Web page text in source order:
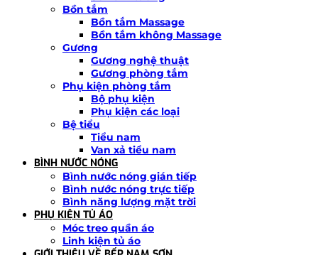
Bồn tắm
Bồn tắm Massage
Bồn tắm không Massage
Gương
Gương nghệ thuật
Gương phòng tắm
Phụ kiện phòng tắm
Bộ phụ kiện
Phụ kiện các loại
Bệ tiểu
Tiểu nam
Van xả tiểu nam
BÌNH NƯỚC NÓNG
Bình nước nóng gián tiếp
Bình nước nóng trực tiếp
Bình năng lượng mặt trời
PHỤ KIỆN TỦ ÁO
Móc treo quần áo
Linh kiện tủ áo